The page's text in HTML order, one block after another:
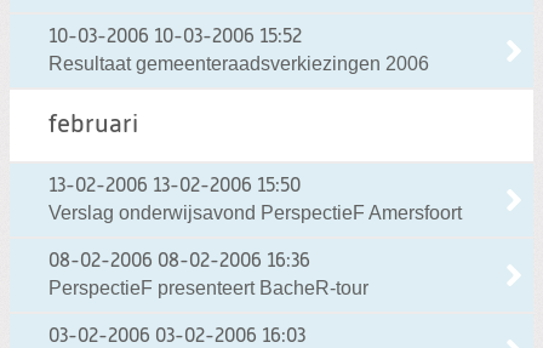
10-03-2006 10-03-2006 15:52
Resultaat gemeenteraadsverkiezingen 2006
februari
13-02-2006 13-02-2006 15:50
Verslag onderwijsavond PerspectieF Amersfoort
08-02-2006 08-02-2006 16:36
PerspectieF presenteert BacheR-tour
03-02-2006 03-02-2006 16:03